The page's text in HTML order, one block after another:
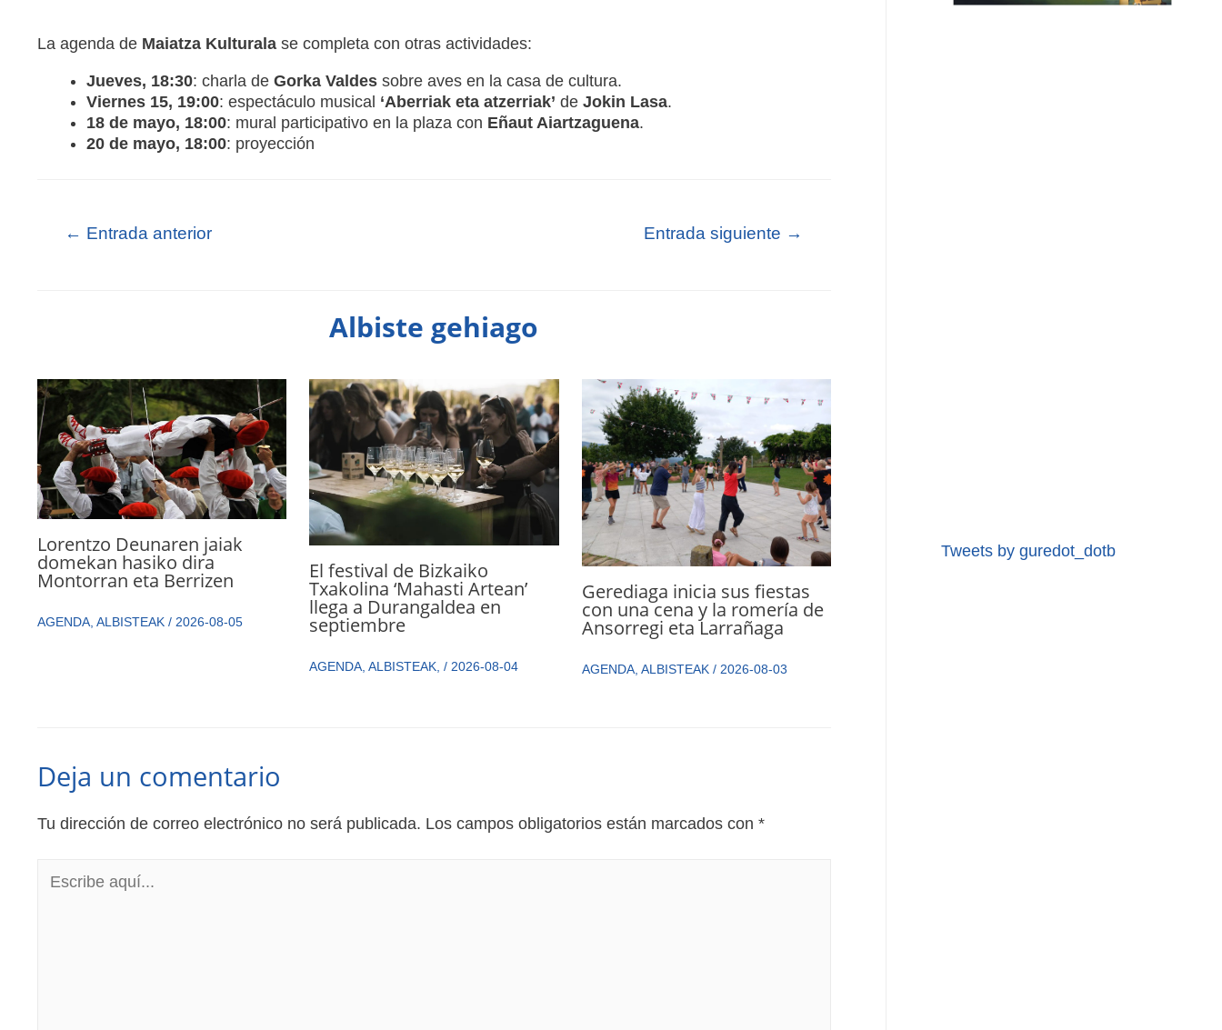
La agenda de Maiatza Kulturalase completa con otras actividades:
Jueves, 18:30: charla de Gorka Valdessobre aves en la casa de cultura.
Viernes 15, 19:00: espectáculo musical ‘Aberriak eta atzerriak’ de Jokin Lasa.
18 de mayo, 18:00: mural participativo en la plaza con Eñaut Aiartzaguena.
20 de mayo, 18:00: proyección
← Entrada anterior Entrada siguiente →
Albiste gehiago
Lorentzo Deunaren jaiak
domekan hasiko dira
Montorran eta Berrizen
AGENDA, ALBISTEAK/ 2026-08-05
El festival de Bizkaiko
Txakolina ‘Mahasti Artean’
llega a Durangaldea en
septiembre
AGENDA ,ALBISTEAK ,/ 2026-08-04
Gerediaga inicia sus fiestas
con una cena y la romería de
Ansorregi eta Larrañaga
AGENDA, ALBISTEAK/ 2026-08-03
Deja un comentario
Tu dirección de correo electrónico no será publicada. Los campos obligatorios están marcados con *
Tweets by guredot_dotb